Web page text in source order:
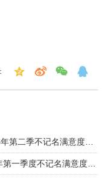
第二季不记名满意度调
一季度不记名满意度出